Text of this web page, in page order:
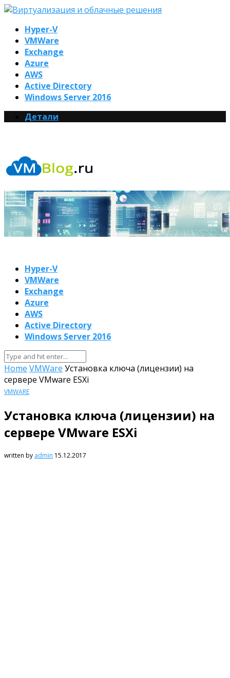
Hyper-V
VMWare
Exchange
Azure
AWS
Active Directory
Windows Server 2016
Детали
Hyper-V
VMWare
Exchange
Azure
AWS
Active Directory
Windows Server 2016
Home VMWare Установка ключа (лицензии) на
сервере VMware ESXi
VMWARE
Установка ключа (лицензии) на
сервере VMware ESXi
written by admin 15.12.2017